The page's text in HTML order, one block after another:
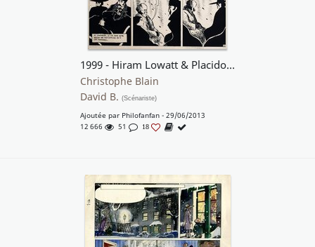
1999 - Hiram Lowatt & Placido : Les Ogres - Ne ralentis pas l'allure ! -
Christophe Blain
David B. (Scénariste)
Ajoutée par Philofanfan - 29/06/2013
12 666
51 18